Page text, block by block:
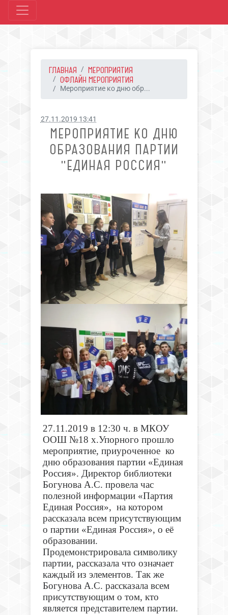
ГЛАВНАЯ
МЕРОПРИЯТИЯ
ОФЛАЙН МЕРОПРИЯТИЯ
Мероприятие ко дню обр...
27.11.2019 13:41
МЕРОПРИЯТИЕ КО ДНЮ
ОБРАЗОВАНИЯ ПАРТИИ
"ЕДИНАЯ РОССИЯ"
27.11.2019 в 12:30 ч. в МКОУ
ООШ №18 х.Упорного прошло
мероприятие, приуроченное ко
дню образования партии «Единая
Россия». Директор библиотеки
Богунова А.С. провела час
полезной информации «Партия
Единая Россия», на котором
рассказала всем присутствующим
о партии «Единая Россия», о её
образовании.
Продемонстрировала символику
партии, рассказала что означает
каждый из элементов. Так же
Богунова А.С. рассказала всем
присутствующим о том, кто
является представителем партии.